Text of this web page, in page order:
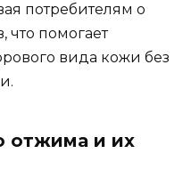
потребителям о
что помогает
вида кожи без
отжима и их